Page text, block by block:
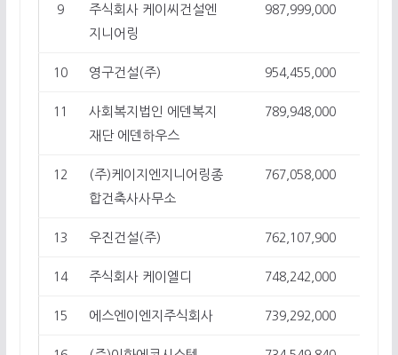
9
주식회사 케이씨건설엔
지니어링
987,999,000
10 영구건설(주) 954,455,000
11
사회복지법인 에덴복지
재단 에덴하우스
789,948,000
12
(주)케이지엔지니어링종
합건축사사무소
767,058,000
13 우진건설(주) 762,107,900
14 주식회사 케이엘디 748,242,000
15 에스엔이엔지주식회사 739,292,000